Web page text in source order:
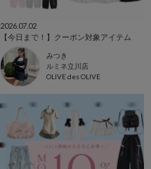
2026.07.02
【今日まで！】クーポン対象アイテム
みつき
ルミネ立川店
OLIVE des OLIVE